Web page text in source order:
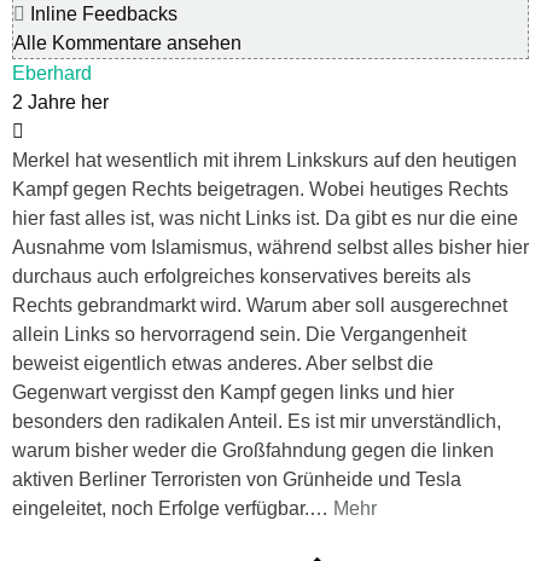
Inline Feedbacks
Alle Kommentare ansehen
Eberhard
2 Jahre her
Merkel hat wesentlich mit ihrem Linkskurs auf den heutigen
Kampf gegen Rechts beigetragen. Wobei heutiges Rechts
hier fast alles ist, was nicht Links ist. Da gibt es nur die eine
Ausnahme vom Islamismus, während selbst alles bisher hier
durchaus auch erfolgreiches konservatives bereits als
Rechts gebrandmarkt wird. Warum aber soll ausgerechnet
allein Links so hervorragend sein. Die Vergangenheit
beweist eigentlich etwas anderes. Aber selbst die
Gegenwart vergisst den Kampf gegen links und hier
besonders den radikalen Anteil. Es ist mir unverständlich,
warum bisher weder die Großfahndung gegen die linken
aktiven Berliner Terroristen von Grünheide und Tesla
eingeleitet, noch Erfolge verfügbar.… Mehr